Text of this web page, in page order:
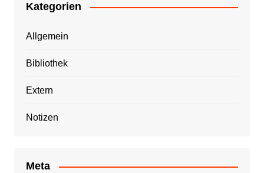
Kategorien
Allgemein
Bibliothek
Extern
Notizen
Meta